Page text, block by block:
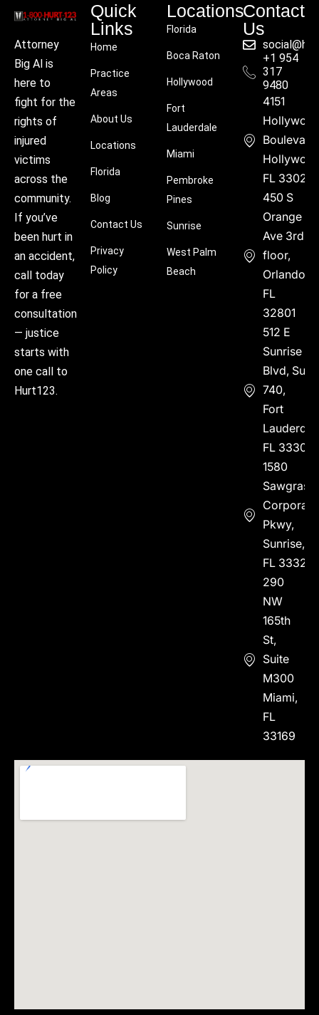
Attorney
Big Al is
here to
fight for the
rights of
injured
victims
across the
community.
If you’ve
been hurt in
an accident,
call today
for a free
consultation
— justice
starts with
one call to
Hurt123.
Quick
Links
Home
Practice
Areas
About Us
Locations
Florida
Blog
Contact Us
Privacy
Policy
Locations
Florida
Boca Raton
Hollywood
Fort
Lauderdale
Miami
Pembroke
Pines
Sunrise
West Palm
Beach
Contact
Us
+1 954
317
9480
4151
Boulevard,
FL 33021
450 S
Orange
Ave 3rd
floor,
Orlando,
FL
32801
512 E
Sunrise
Blvd, Suite
740,
Fort
FL 33304
1580
Sawgrass
Corporate
Pkwy,
Sunrise,
FL 33323
290
NW
165th
St,
Suite
M300
Miami,
FL
33169